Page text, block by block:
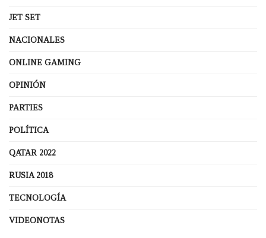
JET SET
NACIONALES
ONLINE GAMING
OPINIÓN
PARTIES
POLÍTICA
QATAR 2022
RUSIA 2018
TECNOLOGÍA
VIDEONOTAS